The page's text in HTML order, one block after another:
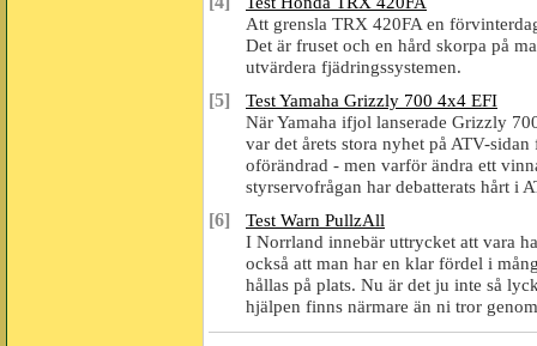
Att grensla TRX 420FA en
Det är fruset och en hård skorpa på
utvärdera fjädringssystemen.
[5]
Test Yamaha Grizzly 700 4x4 EFI
När Yamaha ifjol lanserade Grizzly
var det årets stora nyhet på ATV-
oförändrad - men varför ändra ett
styrservofrågan har debatterats hårt i
[6]
Test Warn PullzAll
I Norrland innebär uttrycket att vara
också att man har en klar fördel i
hållas på plats. Nu är det ju inte så
hjälpen finns närmare än ni tror